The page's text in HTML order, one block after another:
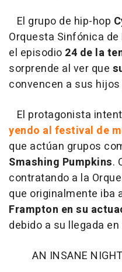
El grupo de hip-hop
Orquesta Sinfónica
el episodio 24 de la
sorprende al ver que
convencen a sus
El protagonista
yendo al festival de
que actúan grupos
Smashing Pumpkins.
contratando a la
que originalmente iba
Frampton en su
debido a su llegada
AN INSANE